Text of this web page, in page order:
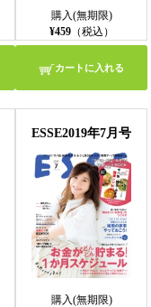
購入(無期限)
¥459（税込）
カートに入れる
ESSE2019年7月号
購入(無期限)